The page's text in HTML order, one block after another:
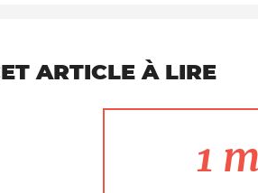
ARTICLE À LIRE
1